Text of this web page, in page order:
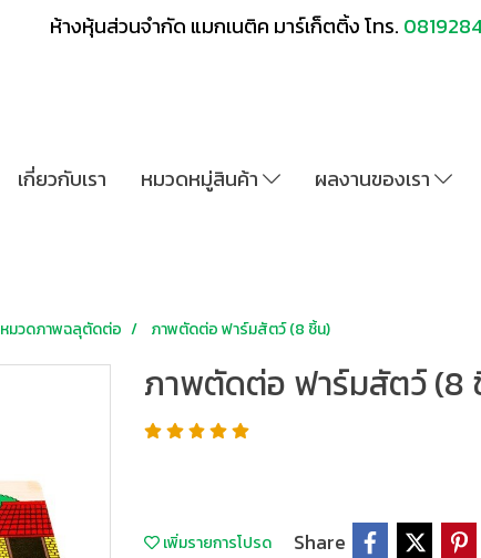
ห้างหุ้นส่วนจำกัด แมกเนติค มาร์เก็ตติ้ง โทร.
เกี่ยวกับเรา หมวดหมู่สินค้า ผลงานของเรา
หมวดภาพฉลุตัดต่อ ภาพตัดต่อ ฟาร์มสัตว์ (8 ชิ้น)
ภาพตัดต่อ ฟาร์มสัตว์ (8
เพิ่มรายการโปรด Share